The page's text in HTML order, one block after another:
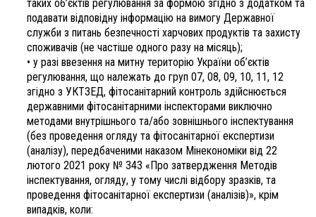
таких об’єктів регулювання за формою згідно з додатком та
подавати відповідну інформацію на вимогу Державної
служби з питань безпечності харчових продуктів та захисту
споживачів (не частіше одного разу на місяць);
• у разі ввезення на митну територію України об’єктів
регулювання, що належать до груп 07, 08, 09, 10, 11, 12
згідно з УКТЗЕД, фітосанітарний контроль здійснюється
державними фітосанітарними інспекторами виключно
методами внутрішнього та/або зовнішнього інспектування
(без проведення огляду та фітосанітарної експертизи
(аналізу), передбаченими наказом Мінекономіки від 22
лютого 2021 року № 343 «Про затвердження Методів
інспектування, огляду, у тому числі відбору зразків, та
проведення фітосанітарної експертизи (аналізів)», крім
випадків, коли: